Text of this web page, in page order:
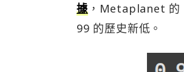
據，Metaplanet 的
99 的歷史新低。